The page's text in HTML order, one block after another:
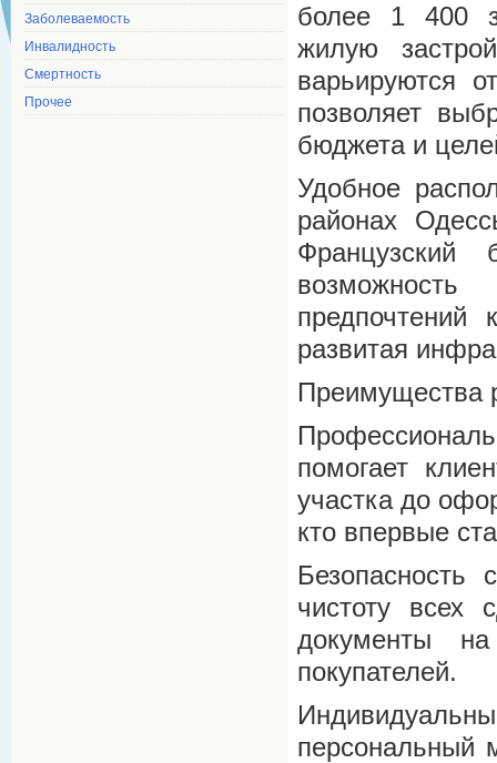
Заболеваемость
Инвалидность
Смертность
Прочее
более 1 400
жилую
варьируются
позволяет
бюджета и
Удобное
районах
развитая
Преимущества
помогает
участка до
кто впервые
Безопасность
чистоту всех
документы
покупателей.
персональный